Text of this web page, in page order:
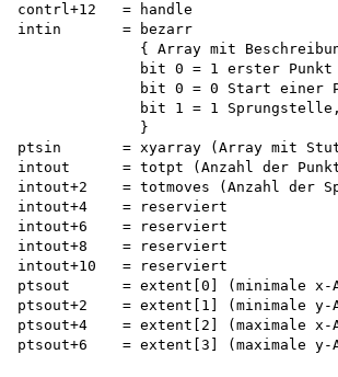
contrl+12   = handle
intin       = bezarr
{ Array mit
bit 0 = 1 erster
bit 0 = 0 Start einer
              bit 1 = 1 Sprungstelle,
              }
ptsin       = xyarray (Array mit
intout      = totpt (Anzahl der
intout+2    = totmoves (Anzahl der
intout+4    = reserviert
intout+6    = reserviert
intout+8    = reserviert
intout+10   = reserviert
ptsout      = extent[0] (minimale x-
ptsout+2    = extent[1] (minimale y-
ptsout+4    = extent[2] (maximale x-